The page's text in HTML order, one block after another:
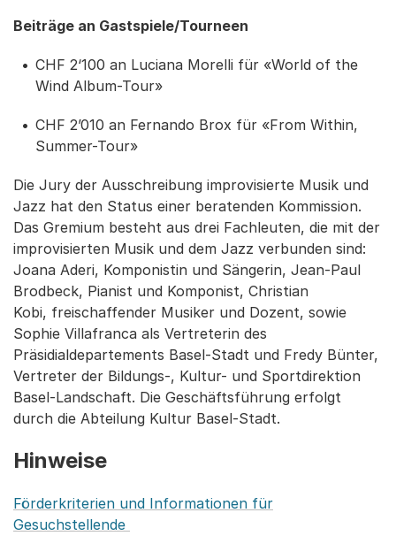
Beiträge an Gastspiele/Tourneen
CHF 2‘100 an Luciana Morelli für «World of the
Wind Album-Tour»
CHF 2’010 an Fernando Brox für «From Within,
Summer-Tour»
Die Jury der Ausschreibung improvisierte Musik und
Jazz hat den Status einer beratenden Kommission.
Das Gremium besteht aus drei Fachleuten, die mit der
improvisierten Musik und dem Jazz verbunden sind:
Joana Aderi, Komponistin und Sängerin, Jean-Paul
Brodbeck, Pianist und Komponist, Christian
Kobi, freischaffender Musiker und Dozent, sowie
Sophie Villafranca als Vertreterin des
Präsidialdepartements Basel-Stadt und Fredy Bünter,
Vertreter der Bildungs-, Kultur- und Sportdirektion
Basel-Landschaft. Die Geschäftsführung erfolgt
durch die Abteilung Kultur Basel-Stadt.
Hinweise
Förderkriterien und Informationen für
Gesuchstellende